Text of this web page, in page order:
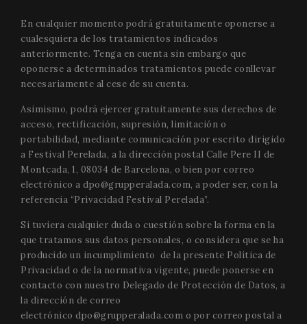
En cualquier momento podrá gratuitamente oponerse a
cualesquiera de los tratamientos indicados
anteriormente. Tenga en cuenta sin embargo que
oponerse a determinados tratamientos puede conllevar
necesariamente al cese de su cuenta.
Asimismo, podrá ejercer gratuitamente sus derechos de
acceso, rectificación, supresión, limitación o
portabilidad, mediante comunicación por escrito dirigido
a Festival Perelada, a la dirección postal Calle Pere II de
Montcada, 1, 08034 de Barcelona, o bien por correo
electrónico a dpo@grupperalada.com, a poder ser, con la
referencia “Privacidad Festival Perelada”.
Si tuviera cualquier duda o cuestión sobre la forma en la
que tratamos sus datos personales, o considera que se ha
producido un incumplimiento de la presente Política de
Privacidad o de la normativa vigente, puede ponerse en
contacto con nuestro Delegado de Protección de Datos, a
la dirección de correo
electrónico dpo@grupperalada.com o por correo postal a